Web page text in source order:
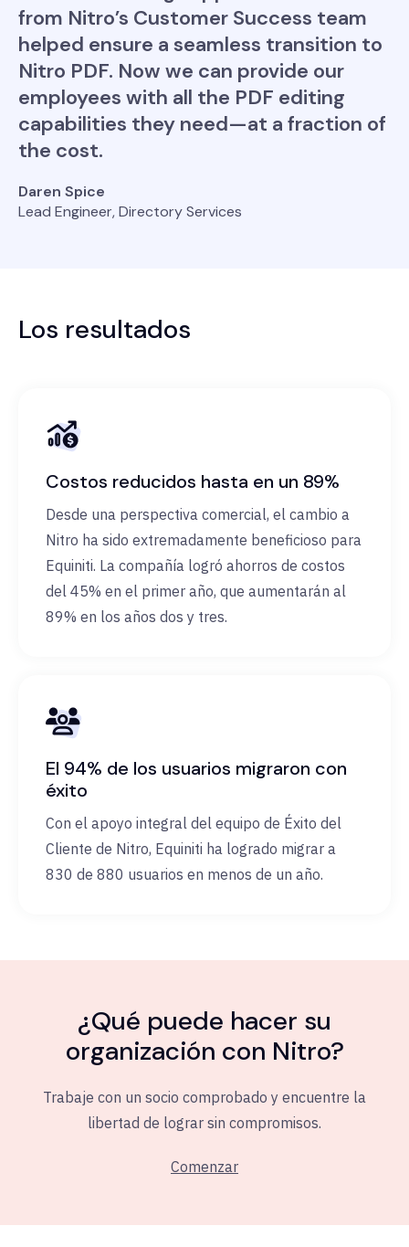
from Nitro’s Customer Success team
helped ensure a seamless transition to
Nitro PDF. Now we can provide our
employees with all the PDF editing
capabilities they need—at a fraction of
the cost.
Daren Spice
Lead Engineer, Directory Services
Los resultados
Costos reducidos hasta en un 89%
Desde una perspectiva comercial, el cambio a
Nitro ha sido extremadamente beneficioso para
Equiniti. La compañía logró ahorros de costos
del 45% en el primer año, que aumentarán al
89% en los años dos y tres.
El 94% de los usuarios migraron con
éxito
Con el apoyo integral del equipo de Éxito del
Cliente de Nitro, Equiniti ha logrado migrar a
830 de 880 usuarios en menos de un año.
¿Qué puede hacer su
organización con Nitro?
Trabaje con un socio comprobado y encuentre la
libertad de lograr sin compromisos.
Comenzar